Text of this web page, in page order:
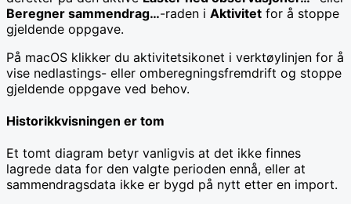
Beregner sammendrag…-raden i Aktivitet for å stoppe
gjeldende oppgave.
På macOS klikker du aktivitetsikonet i verktøylinjen for å
vise nedlastings- eller omberegningsfremdrift og stoppe
gjeldende oppgave ved behov.
Historikkvisningen er tom
Et tomt diagram betyr vanligvis at det ikke finnes
lagrede data for den valgte perioden ennå, eller at
sammendragsdata ikke er bygd på nytt etter en import.